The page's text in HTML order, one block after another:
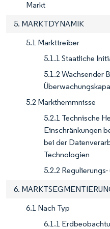
Markt
5. MARKTDYNAMIK
5.1 Markttreiber
5.1.1 Staatliche
5.1.2 Wachsender
5.2 Markthemmnisse
5.2.1 Technische
Einschränkungen
bei der
Technologien
5.2.2
6.
6.1 Nach Typ
6.1.1